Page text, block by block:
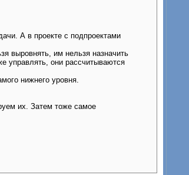
А в проекте с подпроектами
выровнять, им нельзя назначить
управлять, они рассчитываются
нижнего уровня.
их. Затем тоже самое